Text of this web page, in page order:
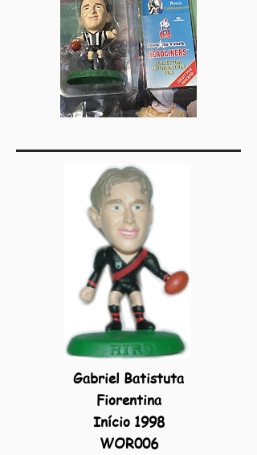
Gabriel Batistuta
Fiorentina
Início 1998
WOR006